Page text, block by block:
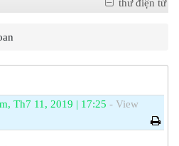
thư điện tử
Th7 11, 2019 | 17:25 - View